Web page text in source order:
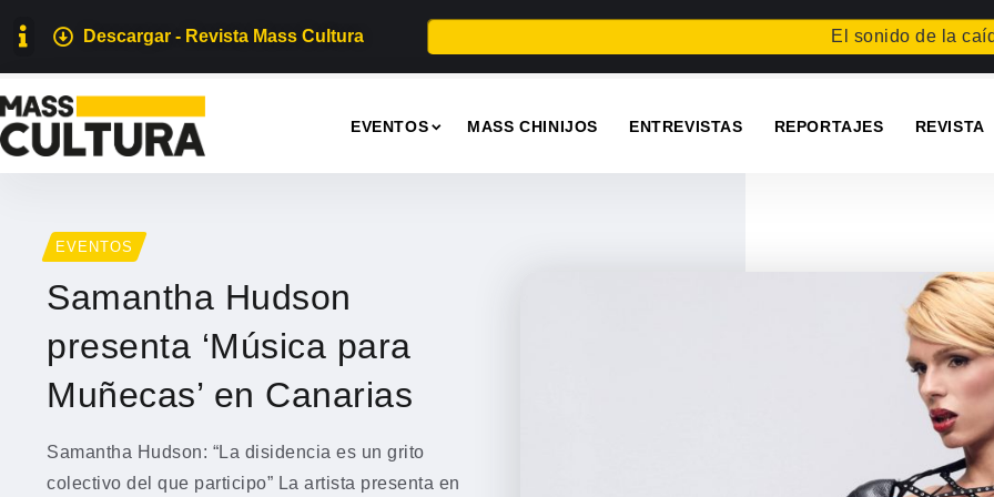
Descargar - Revista Mass Cultura El sonido de la caída
EVENTOS MASS CHINIJOS ENTREVISTAS REPORTAJES REVISTA
EVENTOS
Samantha Hudson
presenta ‘Música para
Muñecas’ en Canarias
Samantha Hudson: “La disidencia es un grito
colectivo del que participo” La artista presenta en